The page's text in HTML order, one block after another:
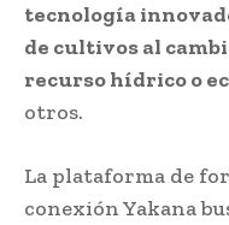
tecnología
de cultivos al
recurso hídrico o
otros.
La plataforma de
conexión Yakana